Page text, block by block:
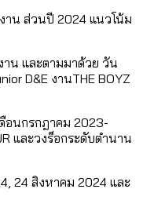
าน ส่วนปี 2024 แนวโน้ม
าน และตามมาด้วย วัน
D&E งานTHE BOYZ
อนกรกฎาคม 2023-
และวงร็อกระดับตำนาน
24 สิงหาคม 2024 และ